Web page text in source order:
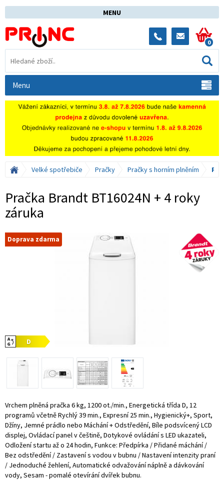
MENU
0
Menu
Velké spotřebiče Pračky Pračky s horním plněním
Pračka Brandt BT16024N + 4 roky
záruka
Doprava zdarma
Vrchem plněná pračka 6 kg, 1200 ot./min., Energetická třída D, 12
programů včetně Rychlý 39 min., Expresní 25 min., Hygienický+, Sport,
Džíny, Jemné prádlo nebo Máchání + Odstředění, Bíle podsvícený LCD
displej, Ovládací panel v češtině, Dotykové ovládání s LED ukazateli,
Odložení startu až o 24 hodin, Funkce: Předpírka / Přidané máchání /
Bez odstředění / Zastavení s vodou v bubnu / Nastavení intenzity praní
/ Jednoduché žehlení, Automatické odvažování náplně a dávkování
vody, Sesam - pomalé otevírání dvířek bubnu.